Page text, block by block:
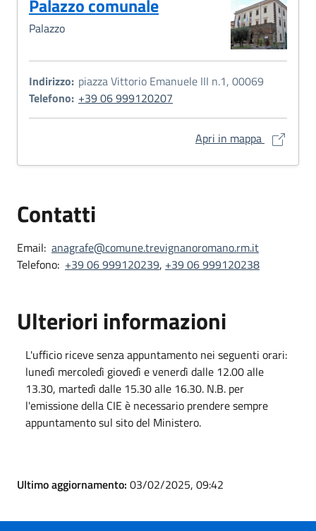
Palazzo comunale
Palazzo
Indirizzo: piazza Vittorio Emanuele III n.1, 00069
Telefono: +39 06 999120207
Apri in mappa Palazzo
Contatti
Email: anagrafe@comune.trevignanoromano.rm.it
Telefono: +39 06 999120239, +39 06 999120238
Ulteriori informazioni
L'ufficio riceve senza appuntamento nei seguenti orari:
lunedì mercoledì giovedì e venerdì dalle 12.00 alle
13.30, martedì dalle 15.30 alle 16.30. N.B. per
l'emissione della CIE è necessario prendere sempre
appuntamento sul sito del Ministero.
Ultimo aggiornamento: 03/02/2025, 09:42